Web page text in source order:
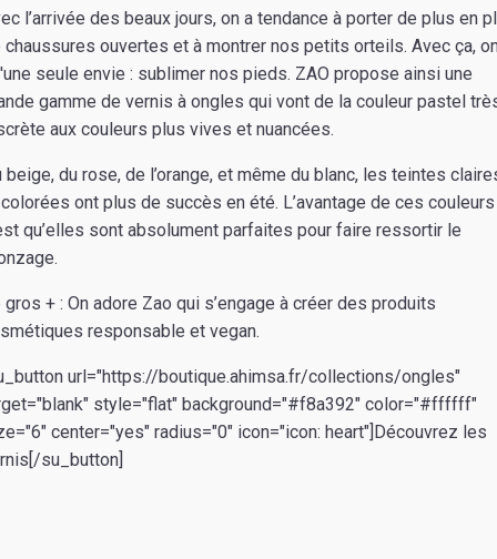
l’arrivée des beaux jours, on a tendance à porter de plus en
chaussures ouvertes et à montrer nos petits orteils. Avec ça,
seule envie : sublimer nos pieds. ZAO propose ainsi une
gamme de vernis à ongles qui vont de la couleur pastel
aux couleurs plus vives et nuancées.
beige, du rose, de l’orange, et même du blanc, les teintes
ont plus de succès en été. L’avantage de ces couleurs
qu’elles sont absolument parfaites pour faire ressortir le
gros + : On adore Zao qui s’engage à créer des produits
responsable et vegan.
url="https://boutique.ahimsa.fr/collections/ongles"
style="flat" background="#f8a392" color="#ffffff"
center="yes" radius="0" icon="icon: heart"]Découvrez les
su_button]